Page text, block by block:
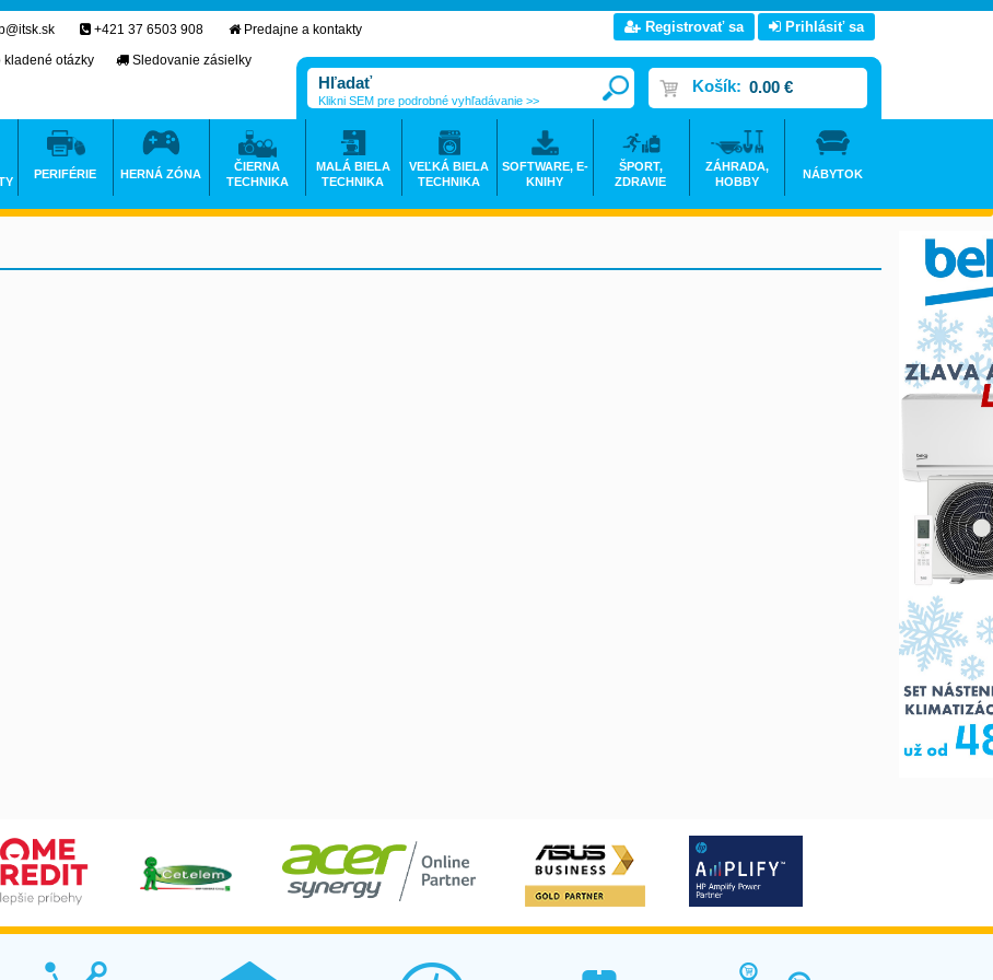
+421 37 6503 908
Predajne a kontakty
kladené otázky
Sledovanie zásielky
Registrovať sa Prihlásiť sa
Košík: 0.00 €
Klikni SEM pre podrobné vyhľadávanie >>
PERIFÉRIE HERNÁ ZÓNA
ČIERNA
TECHNIKA
MALÁ BIELA
TECHNIKA
VEĽKÁ BIELA
TECHNIKA
SOFTWARE, E-
KNIHY
ŠPORT,
ZDRAVIE
ZÁHRADA,
HOBBY
NÁBYTOK